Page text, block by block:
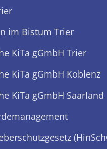
im Bistum Trier
KiTa gGmbH Trier
KiTa gGmbH Koblenz
KiTa gGmbH Saarland